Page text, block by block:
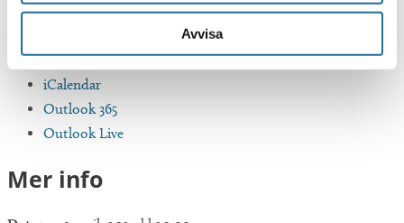
Avvisa
Google Kalender
iCalendar
Outlook 365
Outlook Live
Mer info